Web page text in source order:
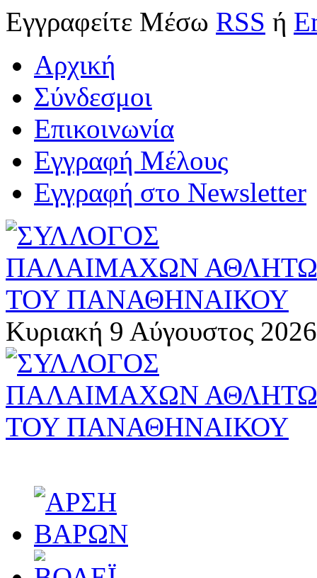
Εγγραφείτε Μέσω RSS ή
Αρχική
Σύνδεσμοι
Επικοινωνία
Εγγραφή Μέλους
Εγγραφή στο Newsletter
Κυριακή 9 Αύγουστος